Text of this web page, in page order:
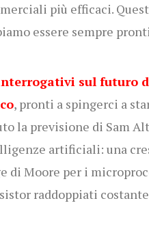
più efficaci.
essere sempre
sul futuro
, pronti a spingerci a
la previsione di Sam
artificiali: una
di Moore per i
raddoppiati